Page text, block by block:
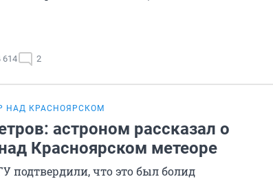
614 2
НАД КРАСНОЯРСКОМ
астроном рассказал о
Красноярском метеоре
подтвердили, что это был болид